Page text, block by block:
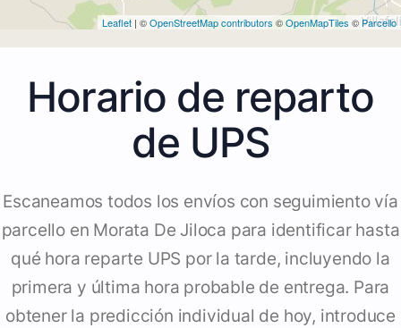
Leaflet | ©OpenStreetMap contributors ©OpenMapTiles ©Parcello
Horario de reparto
de UPS
Escaneamos todos los envíos con seguimiento vía
parcello en Morata De Jiloca para identificar hasta
qué hora reparte UPS por la tarde, incluyendo la
primera y última hora probable de entrega. Para
obtener la predicción individual de hoy, introduce